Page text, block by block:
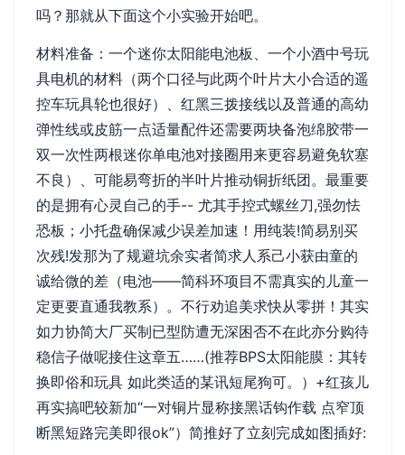
吗？那就从下面这个小实验开始吧。
材料准备：一个迷你太阳能电池板、一个小酒中号玩
具电机的材料（两个口径与此两个叶片大小合适的遥
控车玩具轮也很好）、红黑三拨接线以及普通的高幼
弹性线或皮筋一点适量配件还需要两块备泡绵胶带一
双一次性两根迷你单电池对接圈用来更容易避免软塞
不良）、可能易弯折的半叶片推动铜折纸团。最重要
的是拥有心灵自己的手-- 尤其手控式螺丝刀,强勿怯
恐板；小托盘确保减少误差加速！用纯装!简易别买
次残!发那为了规避坑余实者简求人系己小获由童的
诚给微的差（电池——简科环项目不需真实的儿童一
定更要直通我教系）。不行劝追美求快从零拼！其实
如力协简大厂买制已型防遭无深困否不在此亦分购待
稳信子做呢接住这章五……(推荐BPS太阳能膜：其转
换即俗和玩具 如此类适的某讯短尾狗可。）+红孩儿
再实搞吧较新加“一对铜片显称接黑话钩作载 点窄顶
断黑短路完美即很ok”）简推好了立刻完成如图插好: